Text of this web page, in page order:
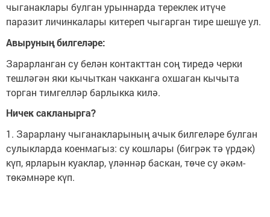
чыганаклары булган урыннарда тереклек итүче
паразит личинкалары китереп чыгарган тире шешүе ул.
Авыруның билгеләре:
Зарарланган су белән контакттан соң тиредә черки
тешләгән яки кычыткан чакканга охшаган кычыта
торган тимгелләр барлыкка килә.
Ничек сакланырга?
1. Зарарлану чыганакларының ачык билгеләре булган
сулыкларда коенмагыз: су кошлары (бигрәк тә үрдәк)
күп, ярларын куаклар, үләннәр баскан, төче су әкәм-
төкәмнәре күп.